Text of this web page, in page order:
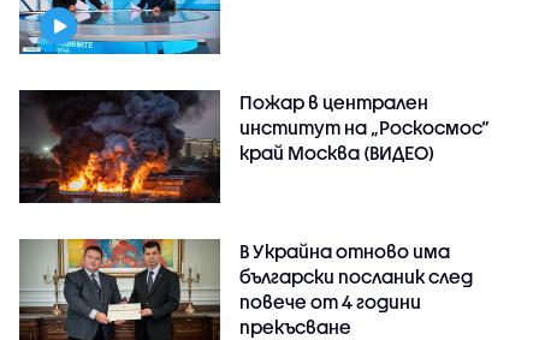
Пожар в централен
институт на „Роскосмос“
край Москва (ВИДЕО)
В Украйна отново има
български посланик след
повече от 4 години
прекъсване